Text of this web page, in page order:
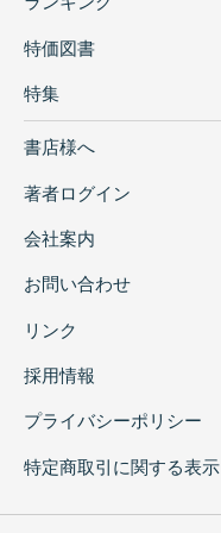
特価図書
特集
書店様へ
著者ログイン
会社案内
お問い合わせ
リンク
採用情報
プライバシーポリシー
特定商取引に関する表示